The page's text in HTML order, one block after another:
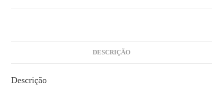
DESCRIÇÃO
Descrição